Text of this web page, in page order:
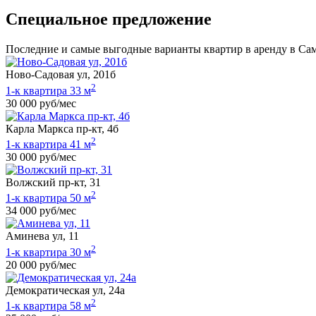
Специальное предложение
Последние и самые выгодные варианты квартир в аренду в
Ново-Садовая ул, 201б
1-к квартира 33 м2
30 000 руб/мес
Карла Маркса пр-кт, 4б
1-к квартира 41 м2
30 000 руб/мес
Волжский пр-кт, 31
1-к квартира 50 м2
34 000 руб/мес
Аминева ул, 11
1-к квартира 30 м2
20 000 руб/мес
Демократическая ул, 24а
1-к квартира 58 м2